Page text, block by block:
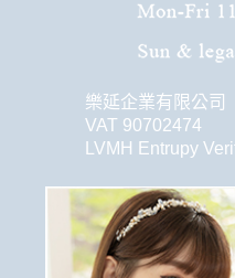
樂延企業有限公司
VAT 90702474
LVMH Entrupy